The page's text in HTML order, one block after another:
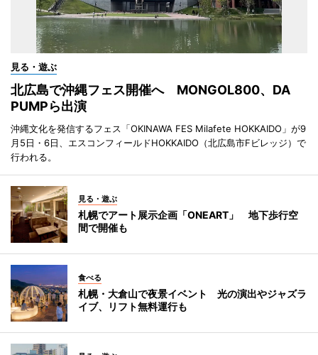
見る・遊ぶ
北広島で沖縄フェス開催へ MONGOL800、DA
PUMPら出演
沖縄文化を発信するフェス「OKINAWA FES Milafete HOKKAIDO」が9
月5日・6日、エスコンフィールドHOKKAIDO（北広島市Fビレッジ）で
行われる。
見る・遊ぶ
札幌でアート展示企画「ONEART」 地下歩行空
間で開催も
食べる
札幌・大倉山で夜景イベント 光の演出やジャズラ
イブ、リフト無料運行も